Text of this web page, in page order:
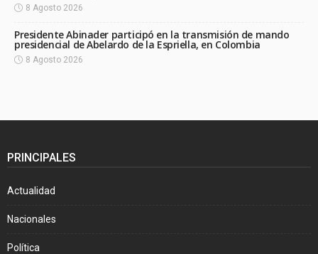
8 Agosto 2026
Presidente Abinader participó en la transmisión de mando
presidencial de Abelardo de la Espriella, en Colombia
8 Agosto 2026
PRINCIPALES
Actualidad
Nacionales
Política